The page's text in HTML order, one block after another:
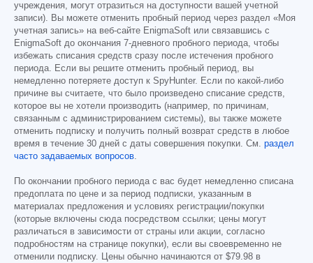
учреждения, могут отразиться на доступности вашей учетной
записи). Вы можете отменить пробный период через раздел «Моя
учетная запись» на веб-сайте EnigmaSoft или связавшись с
EnigmaSoft до окончания 7-дневного пробного периода, чтобы
избежать списания средств сразу после истечения пробного
периода. Если вы решите отменить пробный период, вы
немедленно потеряете доступ к SpyHunter. Если по какой-либо
причине вы считаете, что было произведено списание средств,
которое вы не хотели производить (например, по причинам,
связанным с администрированием системы), вы также можете
отменить подписку и получить полный возврат средств в любое
время в течение 30 дней с даты совершения покупки. См. раздел
часто задаваемых вопросов.
По окончании пробного периода с вас будет немедленно списана
предоплата по цене и за период подписки, указанным в
материалах предложения и условиях регистрации/покупки
(которые включены сюда посредством ссылки; цены могут
различаться в зависимости от страны или акции, согласно
подробностям на странице покупки), если вы своевременно не
отменили подписку. Цены обычно начинаются от $79.98 в